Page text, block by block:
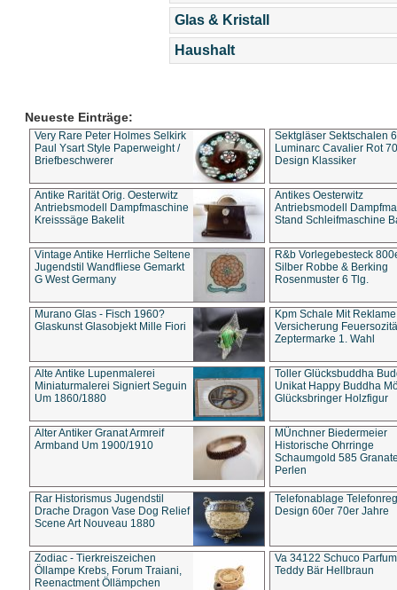
Glas & Kristall
Haushalt
Neueste Einträge:
Very Rare Peter Holmes Selkirk
Paul Ysart Style Paperweight /
Briefbeschwerer
Sektgläser Sektschalen
Luminarc Cavalier Rot
Design Klassiker
Antike Rarität Orig. Oesterwitz
Antriebsmodell Dampfmaschine
Kreisssäge Bakelit
Antikes Oesterwitz
Antriebsmodell
Stand Schleifmaschine
Vintage Antike Herrliche Seltene
Jugendstil Wandfliese Gemarkt
G West Germany
R&b Vorlegebesteck
Silber Robbe & Berking
Rosenmuster 6 Tlg.
Murano Glas - Fisch 1960?
Glaskunst Glasobjekt Mille Fiori
Kpm Schale Mit Reklame
Versicherung
Zeptermarke 1. Wahl
Alte Antike Lupenmalerei
Miniaturmalerei Signiert Seguin
Um 1860/1880
Toller Glücksbuddha
Unikat Happy Buddha
Glücksbringer Holzfigur
Alter Antiker Granat Armreif
Armband Um 1900/1910
MÜnchner Biedermeier
Historische Ohrringe
Schaumgold 585
Perlen
Rar Historismus Jugendstil
Drache Dragon Vase Dog Relief
Scene Art Nouveau 1880
Telefonablage
Design 60er 70er Jahre
Zodiac - Tierkreiszeichen
Öllampe Krebs, Forum Traiani,
Reenactment Öllämpchen
Va 34122 Schuco
Teddy Bär Hellbraun